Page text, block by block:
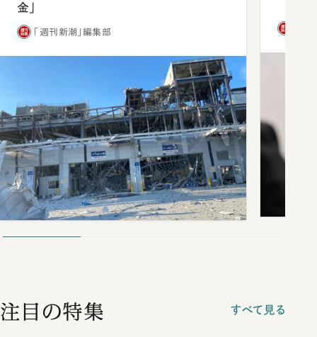
金」
「週刊新潮」編集部
注目の特集 すべて見る